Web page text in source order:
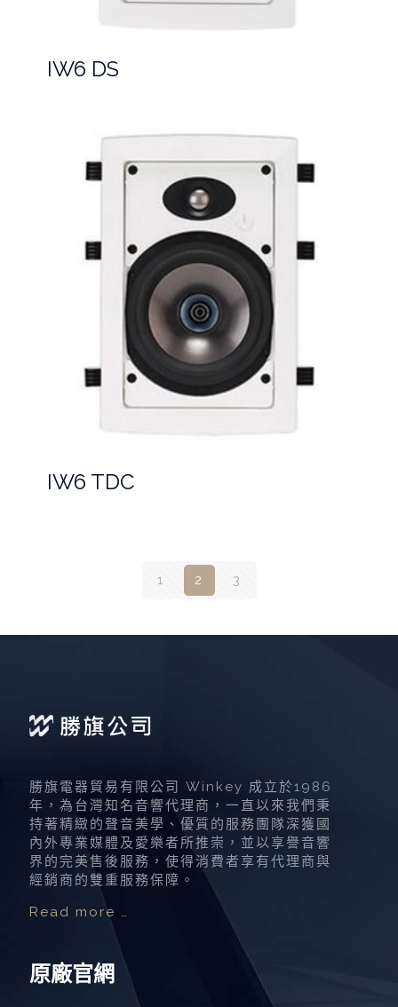
IW6 DS
IW6 TDC
1 2 3
勝旗電器貿易有限公司 Winkey 成立於1986
年，為台灣知名音響代理商，一直以來我們秉
持著精緻的聲音美學、優質的服務團隊深獲國
內外專業媒體及愛樂者所推崇，並以享譽音響
界的完美售後服務，使得消費者享有代理商與
經銷商的雙重服務保障。
Read more …
原廠官網